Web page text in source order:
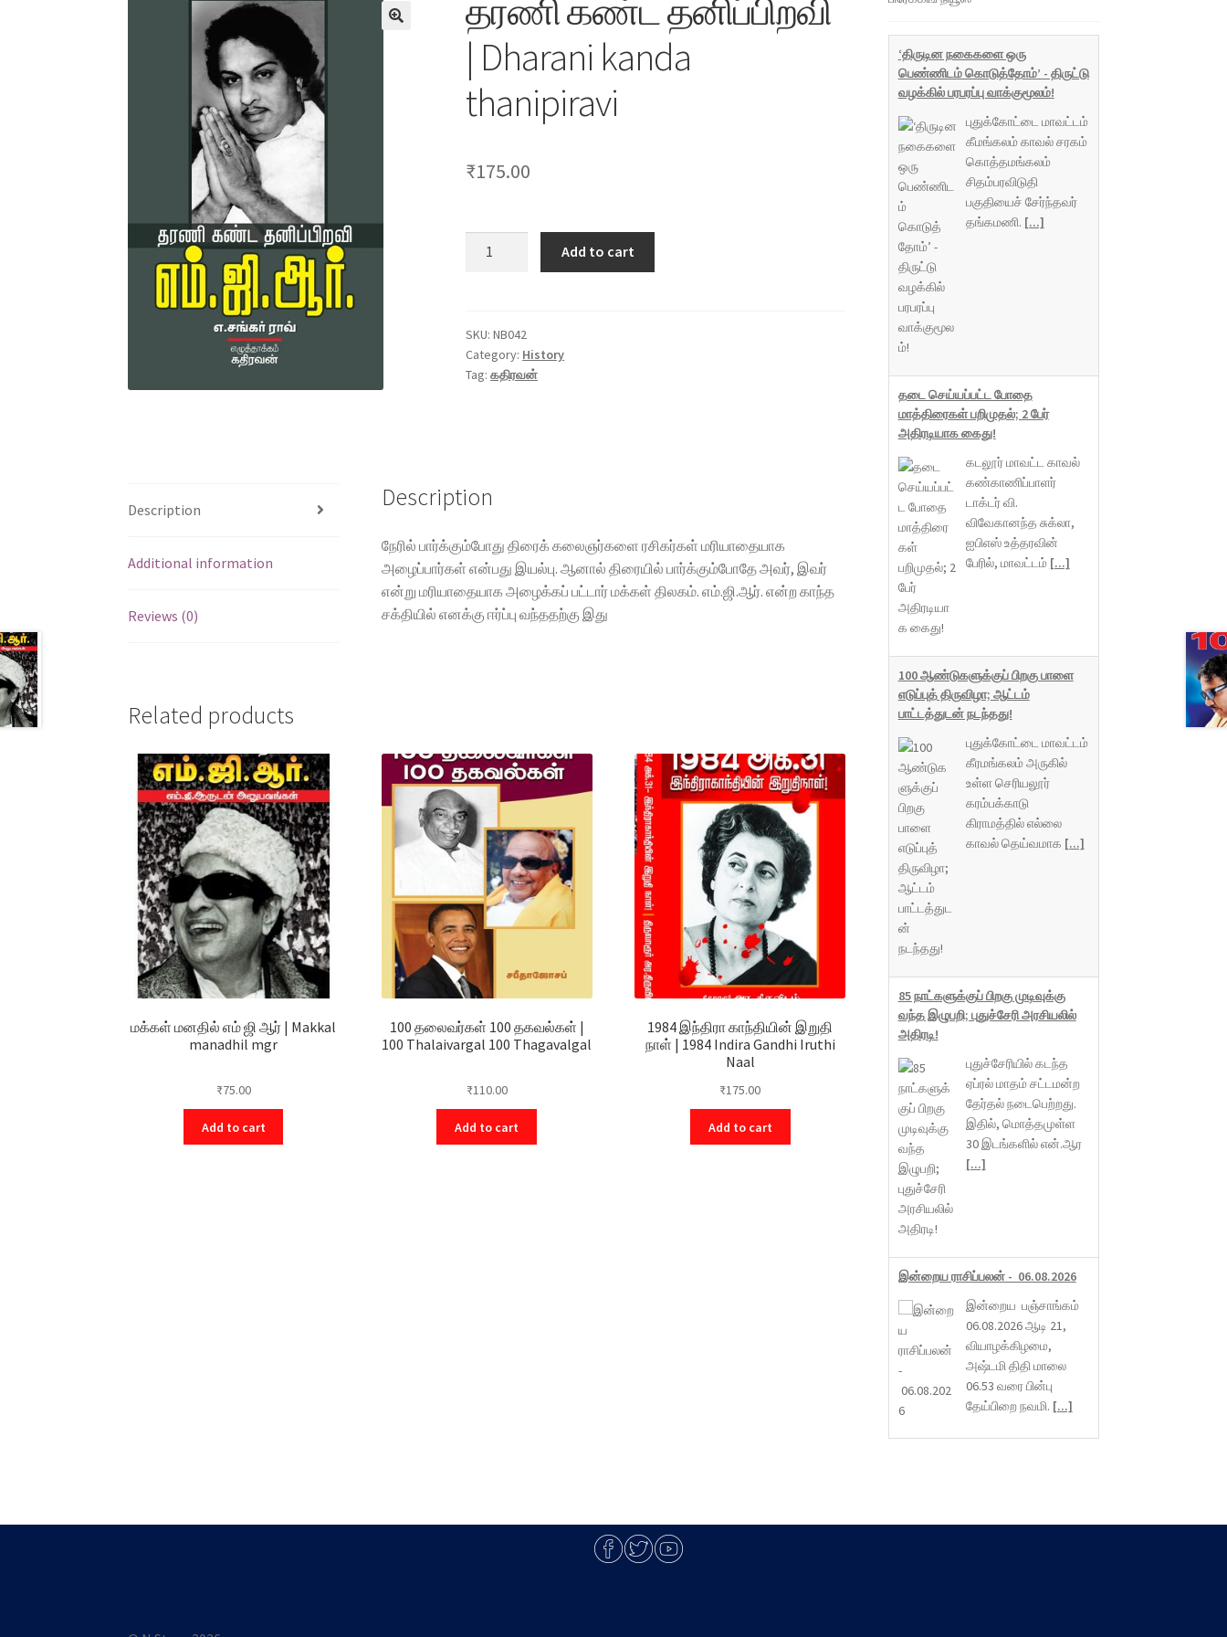
தரணி கண்ட தனிப்பிறவி
| Dharani kanda
thanipiravi
₹175.00
Dharani
kanda
thanipiravi
Add to cart
SKU:NB042
Category: History
Tag:கதிரவன்
Description
Additional information
Reviews (0)
Description
நேரில் பார்க்கும்போது திரைக் கலைஞர்களை ரசிகர்கள் மரியாதையாக
அழைப்பார்கள் என்பது இயல்பு. ஆனால் திரையில் பார்க்கும்போதே அவர், இவர்
என்று மரியாதையாக அழைக்கப் பட்டார் மக்கள் திலகம். எம்.ஜி.ஆர். என்ற காந்த
சக்தியில் எனக்கு ஈர்ப்பு வந்ததற்கு இது
Related products
மக்கள் மனதில் எம் ஜி ஆர் | Makkal
manadhil mgr
₹75.00
Add to cart
100 தலைவர்கள் 100 தகவல்கள் |
100 Thalaivargal 100 Thagavalgal
₹110.00
Add to cart
1984 இந்திரா காந்தியின் இறுதி
நாள் | 1984 Indira Gandhi Iruthi
Naal
₹175.00
Add to cart
‘திருடின நகைகளை ஒரு
பெண்ணிடம் கொடுத்தோம்’ - திருட்டு
வழக்கில் பரபரப்பு வாக்குமூலம்!
புதுக்கோட்டை மாவட்டம்
கீமங்கலம் காவல் சரகம்
கொத்தமங்கலம்
சிதம்பரவிடுதி
பகுதியைச் சேர்ந்தவர்
தங்கமணி. [...]
தடை செய்யப்பட்ட போதை
மாத்திரைகள் பறிமுதல்; 2 பேர்
அதிரடியாக கைது!
கடலூர் மாவட்ட காவல்
கண்காணிப்பாளர்
டாக்டர் வி.
விவேகானந்த சுக்லா,
ஐபிஎஸ் உத்தரவின்
பேரில், மாவட்டம் [...]
100 ஆண்டுகளுக்குப் பிறகு பாளை
எடுப்புத் திருவிழா; ஆட்டம்
பாட்டத்துடன் நடந்தது!
புதுக்கோட்டை மாவட்டம்
கீரமங்கலம் அருகில்
உள்ள செரியலூர்
கரம்பக்காடு
கிராமத்தில் எல்லை
காவல் தெய்வமாக [...]
85 நாட்களுக்குப் பிறகு முடிவுக்கு
வந்த இழுபறி; புதுச்சேரி அரசியலில்
அதிரடி!
புதுச்சேரியில் கடந்த
ஏப்ரல் மாதம் சட்டமன்ற
தேர்தல் நடைபெற்றது.
இதில், மொத்தமுள்ள
30 இடங்களில் என்.ஆர
[...]
இன்றைய ராசிப்பலன் - 06.08.2026
இன்றைய பஞ்சாங்கம்
06.08.2026 ஆடி 21,
வியாழக்கிழமை,
அஷ்டமி திதி மாலை
06.53 வரை பின்பு
தேய்பிறை நவமி. [...]